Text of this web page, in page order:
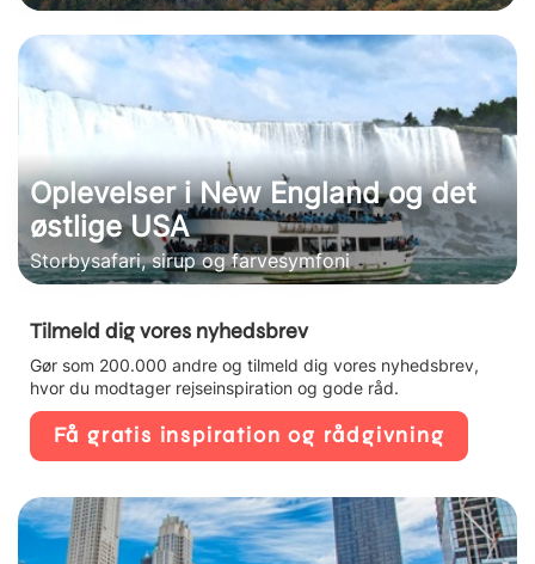
Oplevelser i New England og det
østlige USA
Storbysafari, sirup og farvesymfoni
Tilmeld dig vores nyhedsbrev
Gør som 200.000 andre og tilmeld dig vores nyhedsbrev,
hvor du modtager rejseinspiration og gode råd.
Få gratis inspiration og rådgivning